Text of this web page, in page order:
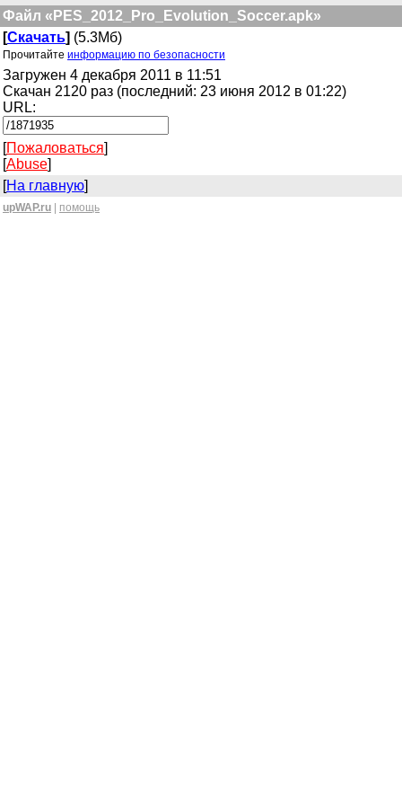
Файл «PES_2012_Pro_Evolution_Soccer.apk»
[Скачать] (5.3Мб)
Прочитайте информацию по безопасности
Загружен 4 декабря 2011 в 11:51
Скачан 2120 раз (последний: 23 июня 2012 в 01:22)
URL:
[Пожаловаться]
[Abuse]
[На главную]
upWAP.ru помощь